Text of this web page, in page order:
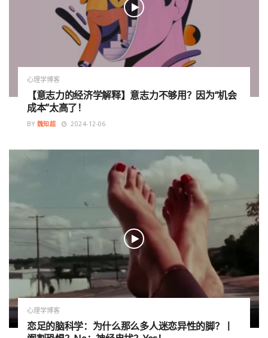
心理学博客
【意志力的经济学解释】意志力不够用？因为“机会
成本”太高了！
BY 魏知超 2024-12-06
心理学博客
恋足的脑科学：为什么那么多人迷恋异性的脚？丨